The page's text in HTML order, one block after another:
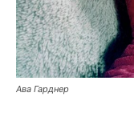
Ава Гарднер